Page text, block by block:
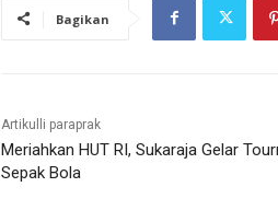
Bagikan
Artikulli paraprak
Meriahkan HUT RI, Sukaraja Gelar
Sepak Bola